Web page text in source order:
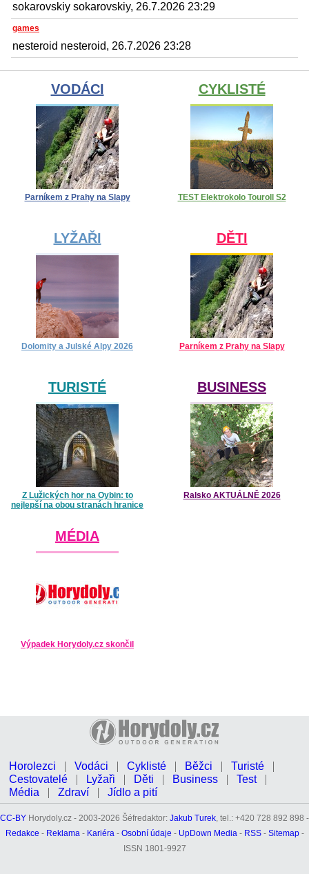
sokarovskiy sokarovskiy, 26.7.2026 23:29
games
nesteroid nesteroid, 26.7.2026 23:28
VODÁCI
Parníkem z Prahy na Slapy
CYKLISTÉ
TEST Elektrokolo Touroll S2
LYŽAŘI
Dolomity a Julské Alpy 2026
DĚTI
Parníkem z Prahy na Slapy
TURISTÉ
Z Lužických hor na Oybin: to
nejlepší na obou stranách hranice
BUSINESS
Ralsko AKTUÁLNĚ 2026
MÉDIA
Výpadek Horydoly.cz skončil
Horolezci Vodáci Cyklisté Běžci
Turisté
Cestovatelé
Lyžaři Děti Business
Test
Média
Zdraví Jídlo a pití
CC-BY Horydoly.cz - 2003-2026 Šéfredaktor: Jakub Turek, tel.: +420 728 892 898 -
Redakce - Reklama- Kariéra- Osobní údaje - UpDown Media- RSS- Sitemap-
ISSN 1801-9927